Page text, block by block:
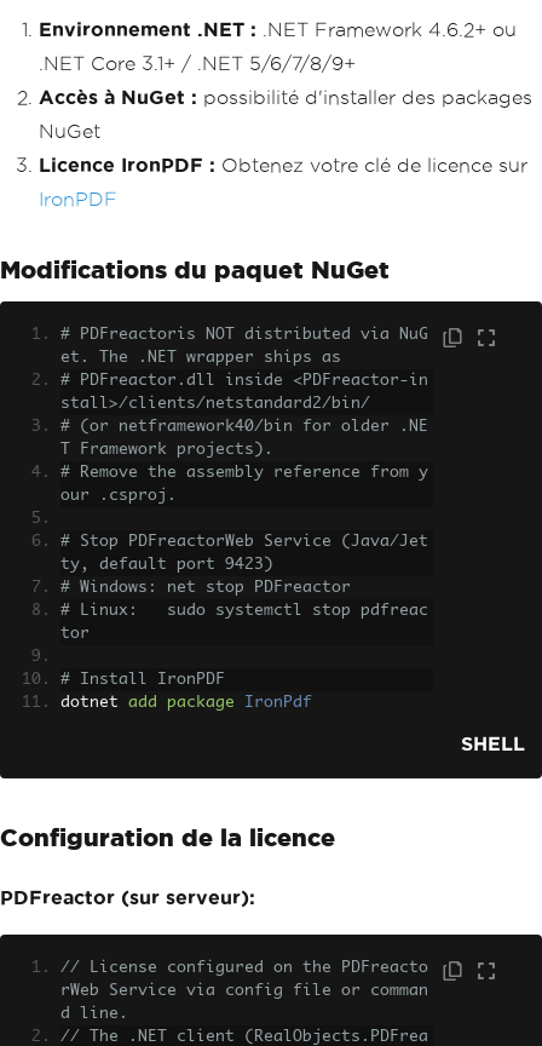
Environnement .NET : .NET Framework 4.6.2+ ou
.NET Core 3.1+ / .NET 5/6/7/8/9+
Accès à NuGet : possibilité d'installer des packages
NuGet
Licence IronPDF : Obtenez votre clé de licence sur
IronPDF
Modifications du paquet NuGet
# PDFreactoris NOT distributed via NuG
et. The .NET wrapper ships as
# PDFreactor.dll inside <PDFreactor-in
stall>/clients/netstandard2/bin/
# (or netframework40/bin for older .NE
T Framework projects).
# Remove the assembly reference from y
our .csproj.
# Stop PDFreactorWeb Service (Java/Jet
ty, default port 9423)
# Windows: net stop PDFreactor
# Linux:   sudo systemctl stop pdfreac
tor
# Install IronPDF
dotnet add package IronPdf
SHELL
Configuration de la licence
PDFreactor (sur serveur):
// License configured on the PDFreacto
rWeb Service via config file or comman
d line.
// The .NET client (RealObjects.PDFrea